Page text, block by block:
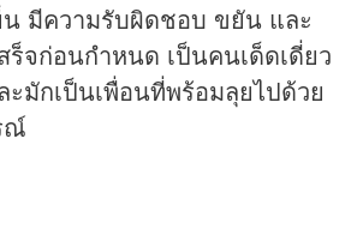
มีความรับผิดชอบ ขยัน และ
ร็จก่อนกำหนด เป็นคนเด็ดเดี่ยว
มักเป็นเพื่อนที่พร้อมลุยไปด้วย
ณ์